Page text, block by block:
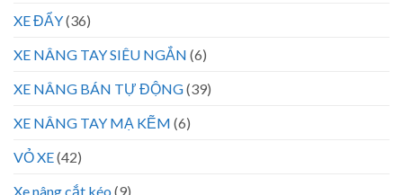
XE ĐẨY(36)
XE NÂNG TAY SIÊU NGẮN (6)
XE NÂNG BÁN TỰ ĐỘNG(39)
XE NÂNG TAY MẠ KẼM (6)
VỎ XE(42)
Xe nâng cắt kéo (9)